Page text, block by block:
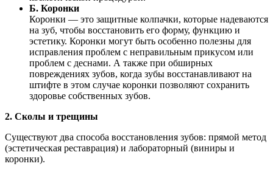
Б. Коронки
Коронки — это защитные колпачки, которые надеваются
на зуб, чтобы восстановить его форму, функцию и
эстетику. Коронки могут быть особенно полезны для
исправления проблем с неправильным прикусом или
проблем с деснами. А также при обширных
повреждениях зубов, когда зубы восстанавливают на
штифте в этом случае коронки позволяют сохранить
здоровье собственных зубов.
2. Сколы и трещины
Существуют два способа восстановления зубов: прямой метод
(эстетическая реставрация) и лабораторный (виниры и
коронки).